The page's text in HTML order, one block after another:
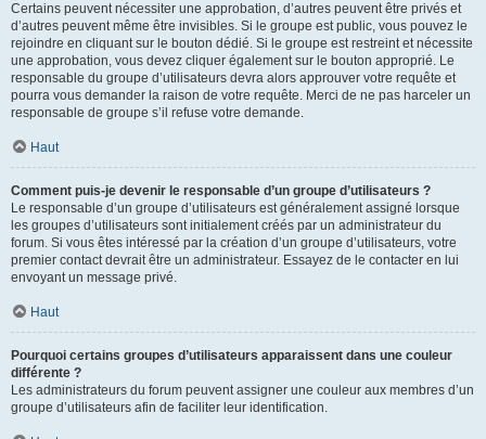
Certains peuvent nécessiter une approbation, d’autres peuvent être privés et
d’autres peuvent même être invisibles. Si le groupe est public, vous pouvez le
rejoindre en cliquant sur le bouton dédié. Si le groupe est restreint et nécessite
une approbation, vous devez cliquer également sur le bouton approprié. Le
responsable du groupe d’utilisateurs devra alors approuver votre requête et
pourra vous demander la raison de votre requête. Merci de ne pas harceler un
responsable de groupe s’il refuse votre demande.
Haut
Comment puis-je devenir le responsable d’un groupe d’utilisateurs ?
Le responsable d’un groupe d’utilisateurs est généralement assigné lorsque
les groupes d’utilisateurs sont initialement créés par un administrateur du
forum. Si vous êtes intéressé par la création d’un groupe d’utilisateurs, votre
premier contact devrait être un administrateur. Essayez de le contacter en lui
envoyant un message privé.
Haut
Pourquoi certains groupes d’utilisateurs apparaissent dans une couleur
différente ?
Les administrateurs du forum peuvent assigner une couleur aux membres d’un
groupe d’utilisateurs afin de faciliter leur identification.